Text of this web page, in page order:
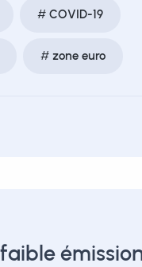
COVID-19
zone euro